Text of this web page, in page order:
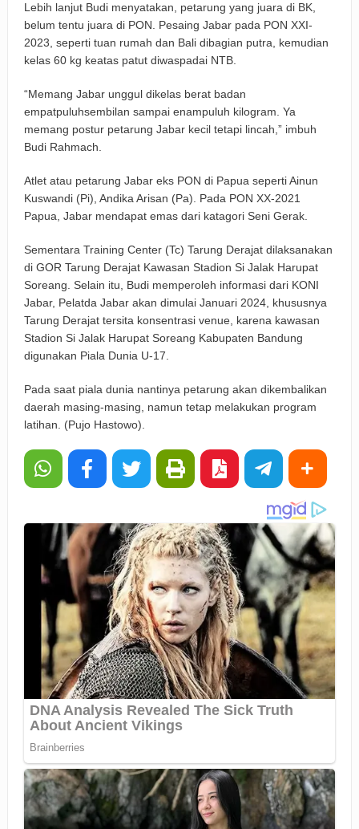
Lebih lanjut Budi menyatakan, petarung yang juara di BK,
belum tentu juara di PON. Pesaing Jabar pada PON XXI-
2023, seperti tuan rumah dan Bali dibagian putra, kemudian
kelas 60 kg keatas patut diwaspadai NTB.
“Memang Jabar unggul dikelas berat badan
empatpuluhsembilan sampai enampuluh kilogram. Ya
memang postur petarung Jabar kecil tetapi lincah,” imbuh
Budi Rahmach.
Atlet atau petarung Jabar eks PON di Papua seperti Ainun
Kuswandi (Pi), Andika Arisan (Pa). Pada PON XX-2021
Papua, Jabar mendapat emas dari katagori Seni Gerak.
Sementara Training Center (Tc) Tarung Derajat dilaksanakan
di GOR Tarung Derajat Kawasan Stadion Si Jalak Harupat
Soreang. Selain itu, Budi memperoleh informasi dari KONI
Jabar, Pelatda Jabar akan dimulai Januari 2024, khususnya
Tarung Derajat tersita konsentrasi venue, karena kawasan
Stadion Si Jalak Harupat Soreang Kabupaten Bandung
digunakan Piala Dunia U-17.
Pada saat piala dunia nantinya petarung akan dikembalikan
daerah masing-masing, namun tetap melakukan program
latihan. (Pujo Hastowo).